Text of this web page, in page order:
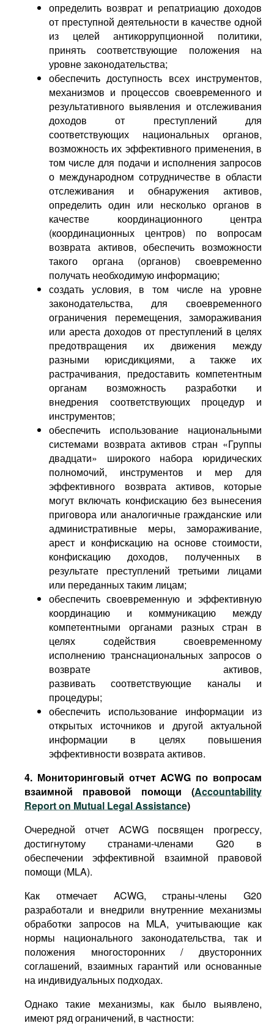
определить возврат и репатриацию доходов
от преступной деятельности в качестве одной
из целей антикоррупционной политики,
принять соответствующие положения на
уровне законодательства;
обеспечить доступность всех инструментов,
механизмов и процессов своевременного и
результативного выявления и отслеживания
доходов от преступлений для
соответствующих национальных органов,
возможность их эффективного применения, в
том числе для подачи и исполнения запросов
о международном сотрудничестве в области
отслеживания и обнаружения активов,
определить один или несколько органов в
качестве координационного центра
(координационных центров) по вопросам
возврата активов, обеспечить возможности
такого органа (органов) своевременно
получать необходимую информацию;
создать условия, в том числе на уровне
законодательства, для своевременного
ограничения перемещения, замораживания
или ареста доходов от преступлений в целях
предотвращения их движения между
разными юрисдикциями, а также их
растрачивания, предоставить компетентным
органам возможность разработки и
внедрения соответствующих процедур и
инструментов;
обеспечить использование национальными
системами возврата активов стран «Группы
двадцати» широкого набора юридических
полномочий, инструментов и мер для
эффективного возврата активов, которые
могут включать конфискацию без вынесения
приговора или аналогичные гражданские или
административные меры, замораживание,
арест и конфискацию на основе стоимости,
конфискацию доходов, полученных в
результате преступлений третьими лицами
или переданных таким лицам;
обеспечить своевременную и эффективную
координацию и коммуникацию между
компетентными органами разных стран в
целях содействия своевременному
исполнению транснациональных запросов о
возврате активов,
развивать соответствующие каналы и
процедуры;
обеспечить использование информации из
открытых источников и другой актуальной
информации в целях повышения
эффективности возврата активов.
4. Мониторинговый отчетACWG по вопросам
взаимной правовой помощи (Accountability
Report on Mutual Legal Assistance)
Очередной отчет ACWG посвящен прогрессу,
достигнутому странами-членами G20 в
обеспечении эффективной взаимной правовой
помощи (MLA).
Как отмечает ACWG, страны-члены G20
разработали и внедрили внутренние механизмы
обработки запросов на MLA, учитывающие как
нормы национального законодательства, так и
положения многосторонних / двусторонних
соглашений, взаимных гарантий или основанные
на индивидуальных подходах.
Однако такие механизмы, как было выявлено,
имеют ряд ограничений, в частности: